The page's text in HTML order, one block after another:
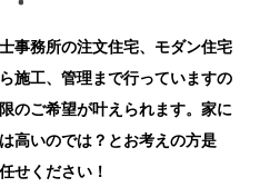
事務所の注文住宅、モダン住宅
施工、管理まで行っていますの
のご希望が叶えられます。家に
高いのでは？とお考えの方是
せください！